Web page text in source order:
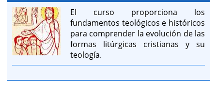
El curso proporciona los
fundamentos teológicos e históricos
para comprender la evolución de las
formas litúrgicas cristianas y su
teología.